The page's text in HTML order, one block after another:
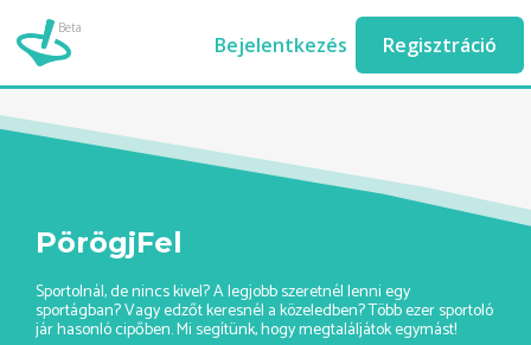
Beta
Bejelentkezés Regisztráció
birkozas-edzo-ashburn//
PörögjFel
Sportolnál, de nincs kivel? A legjobb szeretnél lenni egy
sportágban? Vagy edzőt keresnél a közeledben? Több ezer sportoló
jár hasonló cipőben. Mi segítünk, hogy megtaláljátok egymást!